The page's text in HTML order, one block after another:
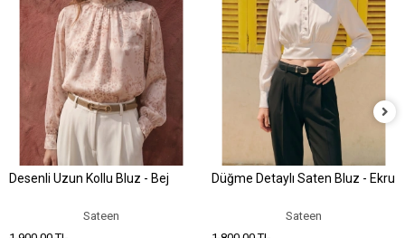
Sepete Ekle
Desenli Uzun Kollu Bluz - Bej
Sateen
Sepete Ekle
Düğme Detaylı Saten Bluz - Ekru
Sateen